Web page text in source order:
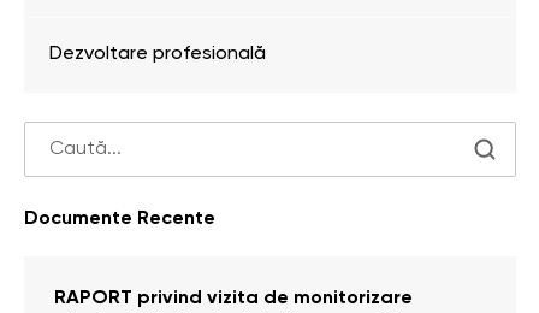
Dezvoltare profesională
Documente Recente
RAPORT privind vizita de monitorizare